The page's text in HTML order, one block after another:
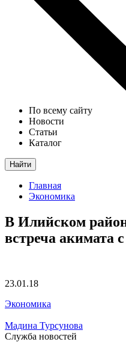
По всему сайту
Новости
Статьи
Каталог
Найти
Главная
Экономика
В Илийском
встреча акимата
23.01.18
Экономика
Мадина Турсунова
Служба новостей